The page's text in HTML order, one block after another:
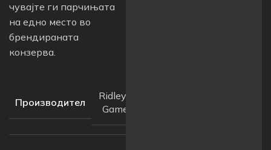
чувајте ги парчињата
на едно место во
брендираната
конзерва.
Производител
Ridley’s
Games